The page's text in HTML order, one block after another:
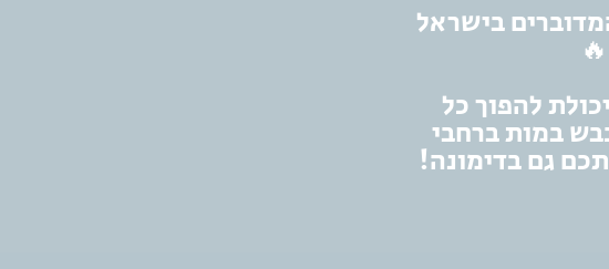
בישראל
להפוך כל
במות ברחבי
גם בדימונה!